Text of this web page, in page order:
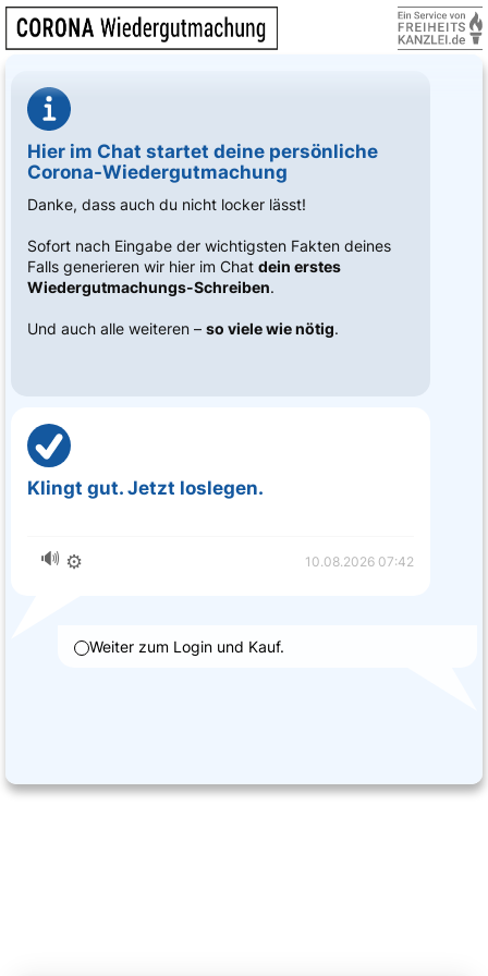
Hier im Chat startet deine persönliche
Corona-Wiedergutmachung
Danke, dass auch du nicht locker lässt!
Sofort nach Eingabe der wichtigsten Fakten deines
Falls generieren wir hier im Chat dein erstes
Wiedergutmachungs-Schreiben.
Und auch alle weiteren – so viele wie nötig.
Klingt gut. Jetzt loslegen.
🔊 ⚙️ 10.08.2026 07:42
Weiter zum Login und Kauf.